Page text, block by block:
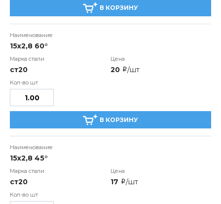
В КОРЗИНУ
15x2,8 60°
ст20 20 i/шт
В КОРЗИНУ
15x2,8 45°
ст20 17 i/шт